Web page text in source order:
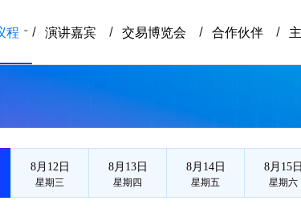
大会
程 演讲嘉宾 交易博览会 合作伙伴
8月12日
星期三
8月13日
星期四
8月14日
星期五
8月15日
星期六